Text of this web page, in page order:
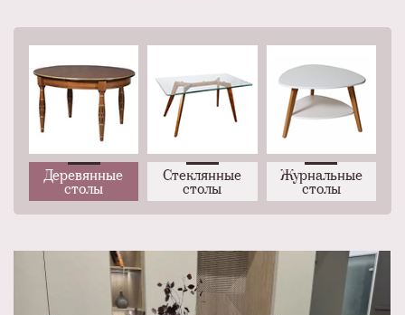
Деревянные
столы
Стеклянные
столы
Журнальные
столы